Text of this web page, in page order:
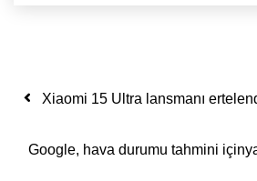
Yazı dolaşımı
Xiaomi 15 Ultra lansmanı
Google, hava durumu tahmini